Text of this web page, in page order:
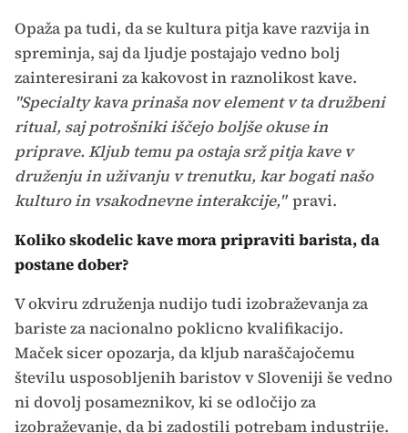
Opaža pa tudi, da se kultura pitja kave razvija in
spreminja, saj da ljudje postajajo vedno bolj
zainteresirani za kakovost in raznolikost kave.
"Specialty kava prinaša nov element v ta družbeni
ritual, saj potrošniki iščejo boljše okuse in
priprave. Kljub temu pa ostaja srž pitja kave v
druženju in uživanju v trenutku, kar bogati našo
kulturo in vsakodnevne interakcije," pravi.
Koliko skodelic kave mora pripraviti barista, da
postane dober?
V okviru združenja nudijo tudi izobraževanja za
bariste za nacionalno poklicno kvalifikacijo.
Maček sicer opozarja, da kljub naraščajočemu
številu usposobljenih baristov v Sloveniji še vedno
ni dovolj posameznikov, ki se odločijo za
izobraževanje, da bi zadostili potrebam industrije.